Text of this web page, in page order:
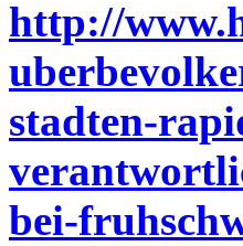
http://
stadten-
bei-